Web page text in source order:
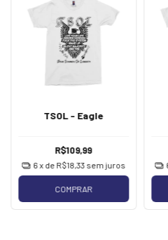
TSOL - Eagle
R$109,99
6x de R$18,33 sem juros
COMPRAR